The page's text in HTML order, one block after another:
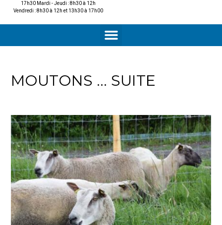
17h30 Mardi - Jeudi : 8h30 à 12h
Vendredi : 8h30 à 12h et 13h30 à 17h00
MOUTONS … SUITE